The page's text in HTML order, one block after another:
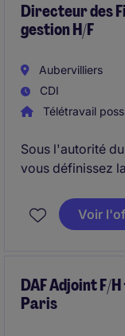
Directeur des
gestion H/F
Aubervilliers
CDI
Télétravail
Sous l'autorité
vous définissez
préparationVoir
DAF Adjoint F/
Paris